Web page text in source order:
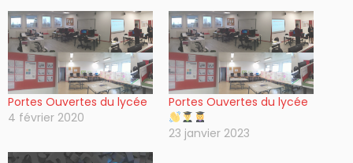
Portes Ouvertes du lycée
4 février 2020
Portes Ouvertes du lycée
23 janvier 2023